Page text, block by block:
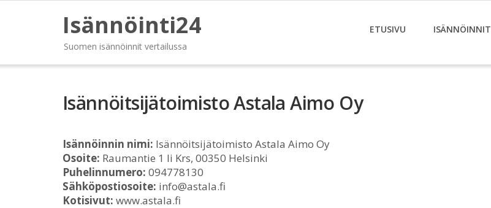
Isännöinti24
Suomen isännöinnit vertailussa
ETUSIVU ISÄNNÖINNIT
Isännöitsijätoimisto Astala Aimo Oy
Isännöinnin nimi: Isännöitsijätoimisto Astala Aimo Oy
Osoite: Raumantie 1 Ii Krs, 00350 Helsinki
Puhelinnumero: 094778130
Sähköpostiosoite: info@astala.fi
Kotisivut: www.astala.fi